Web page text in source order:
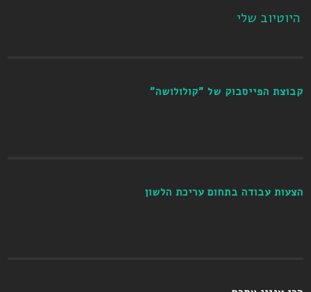
היוטיוב שלי
קבוצת הפייסבוק של "קולולושה"
הצעות עבודה בתחום עריכת הלשון